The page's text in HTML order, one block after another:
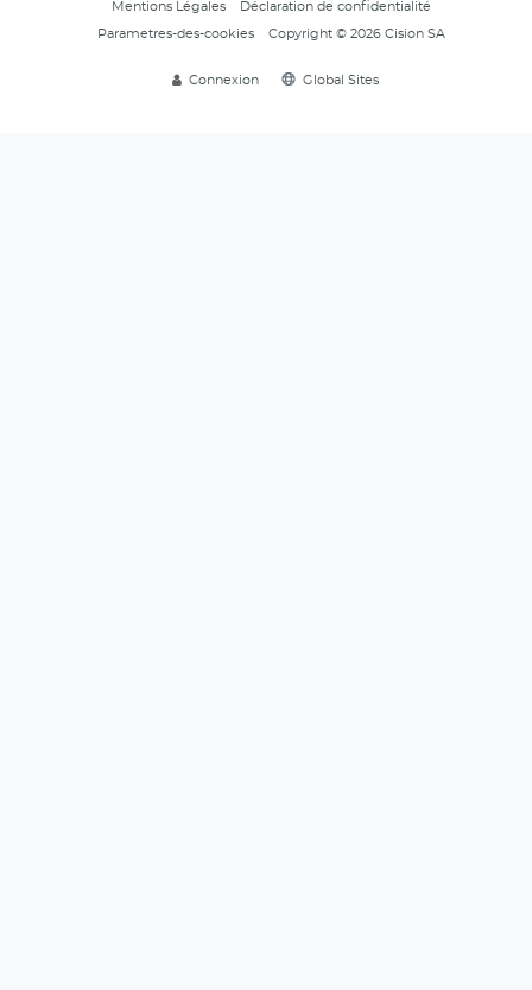
Mentions Légales Déclaration de confidentialité
Parametres-des-cookies Copyright © 2026 Cision SA
Connexion Global Sites